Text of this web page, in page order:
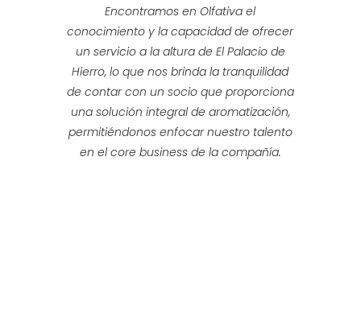
Encontramos en Olfativa el
conocimiento y la capacidad de ofrecer
un servicio a la altura de El Palacio de
Hierro, lo que nos brinda la tranquilidad
de contar con un socio que proporciona
una solución integral de aromatización,
permitiéndonos enfocar nuestro talento
en el core business de la compañía.